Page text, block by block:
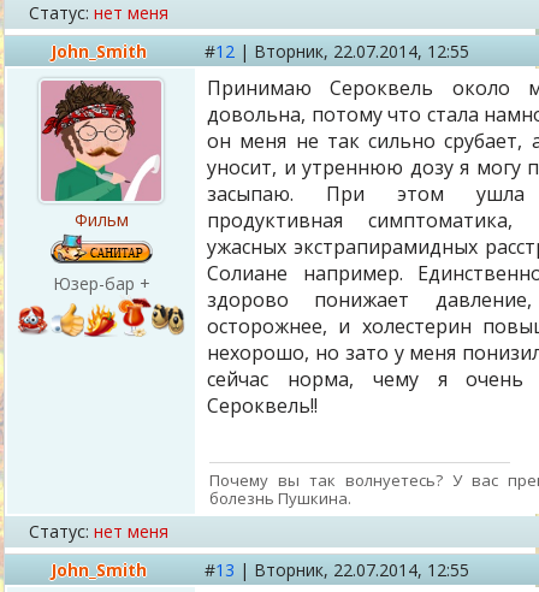
Статус: нет меня
John_Smith
#12 | Вторник, 22.07.2014, 12:55
Фильм
Юзер-бар +
Принимаю Сероквель около
довольна, потому что стала
он меня не так сильно срубает,
уносит, и утреннюю дозу я могу
засыпаю. При этом
продуктивная
ужасных экстрапирамидных
Солиане например.
здорово понижает
осторожнее, и холестерин
нехорошо, но зато у меня
сейчас норма, чему я очень
Сероквель!!
Почему вы так волнуетесь? У вас
болезнь Пушкина.
Статус: нет меня
John_Smith
#13 | Вторник, 22.07.2014, 12:55